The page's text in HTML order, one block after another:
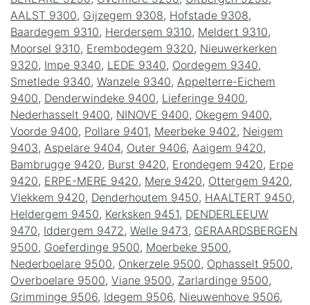
AALST 9300, Gijzegem 9308, Hofstade 9308,
Baardegem 9310, Herdersem 9310, Meldert 9310,
Moorsel 9310, Erembodegem 9320, Nieuwerkerken
9320, Impe 9340, LEDE 9340, Oordegem 9340,
Smetlede 9340, Wanzele 9340, Appelterre-Eichem
9400, Denderwindeke 9400, Lieferinge 9400,
Nederhasselt 9400, NINOVE 9400, Okegem 9400,
Voorde 9400, Pollare 9401, Meerbeke 9402 , Neigem
9403, Aspelare 9404, Outer 9406, Aaigem 9420,
Bambrugge 9420, Burst 9420, Erondegem 9420, Erpe
9420, ERPE-MERE 9420, Mere 9420, Ottergem 9420,
Vlekkem 9420, Denderhoutem 9450, HAALTERT 9450,
Heldergem 9450, Kerksken 9451, DENDERLEEUW
9470, Iddergem 9472 , Welle 9473, GERAARDSBERGEN
9500, Goeferdinge 9500, Moerbeke 9500,
Nederboelare 9500, Onkerzele 9500, Ophasselt 9500,
Overboelare 9500, Viane 9500, Zarlardinge 9500,
Grimminge 9506, Idegem 9506, Nieuwenhove 9506,